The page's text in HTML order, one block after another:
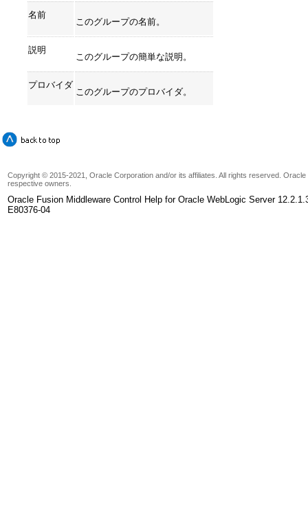
名前
このグループの名前。
説明
このグループの簡単な説明。
プロバイダ
このグループのプロバイダ。
Copyright © 2015-2021, Oracle Corporation and/or its affiliates. All rights reserved.
respective owners.
Oracle Fusion Middleware Control Help for Oracle WebLogic Server
E80376-04